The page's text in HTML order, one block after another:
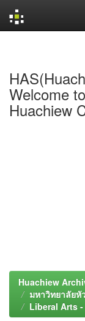
Welcome
Huachiew
Huachiew
มหาวิทยาลัยหั
Liberal Arts